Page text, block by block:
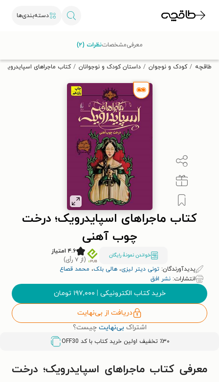
دسته‌بندی‌ها
تخفیف از طاقچه دریافت کن.
طاقچه کودک و نوجوان داستان کودک و نوجوانان کتاب ماجراهای
کتاب ماجراهای اسپایدرویک؛ درخت
چوب آهنی
خواندن نمونۀ رایگان
۴.۶ امتیاز
(از ۷ رأی)
پدیدآورندگان: تونی دیتر لیزی، هالی بلک، محمد قصاع
انتشارات: نشر افق
خرید کتاب الکترونیکی | ۱۹۷,۰۰۰ تومان
دریافت از بی‌نهایت
اشتراک بی‌نهایت چیست؟
٪۳۰ تخفیف اولین خرید کتاب با کد OFF30
معرفیمشخصاتنظرات (۲)
معرفی کتاب ماجراهای اسپایدرویک؛ درخت